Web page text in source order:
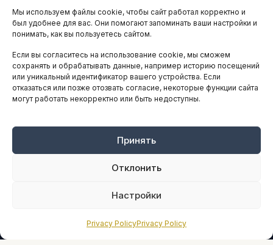
Мы используем файлы cookie, чтобы сайт работал корректно и
был удобнее для вас. Они помогают запоминать ваши настройки и
понимать, как вы пользуетесь сайтом.
Если вы согласитесь на использование cookie, мы сможем
сохранять и обрабатывать данные, например историю посещений
или уникальный идентификатор вашего устройства. Если
отказаться или позже отозвать согласие, некоторые функции сайта
могут работать некорректно или быть недоступны.
Принять
Отклонить
Настройки
Privacy PolicyPrivacy Policy
АНАЛИТИКА И СТАТИСТИКА
ARTICLES IN ENGLISH
НАВИГАЦИЯ
Оплата онлайн